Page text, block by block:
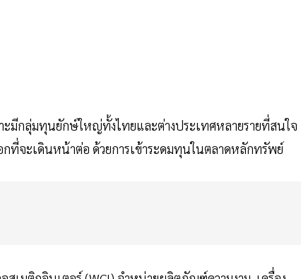
มีกลุ่มทุนยักษ์ใหญ่ทั้งไทยและต่างประเทศหลายรายที่สนใจ
ที่จะเดินหน้าต่อ ด้วยการเข้าระดมทุนในตลาดหลักทรัพย์